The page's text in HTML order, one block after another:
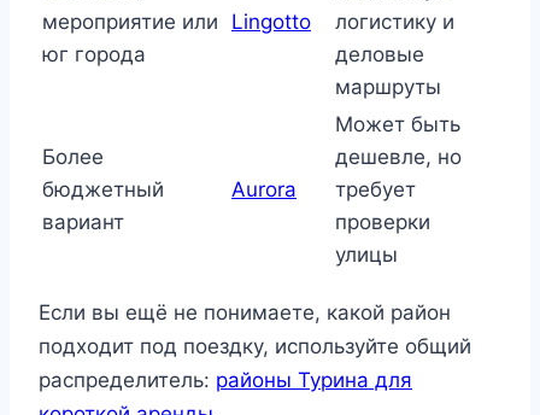
мероприятие или
юг города
Lingotto
логистику и
деловые
маршруты
Более
бюджетный
вариант
Aurora
Может быть
дешевле, но
требует
проверки
улицы
Если вы ещё не понимаете, какой район
подходит под поездку, используйте общий
распределитель: районы Турина для